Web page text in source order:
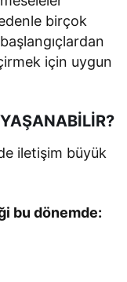
birçok
için uygun
iletişim büyük
bu dönemde: